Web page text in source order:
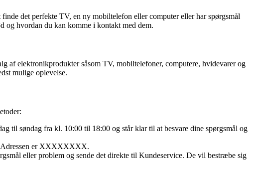
det perfekte TV, en ny mobiltelefon eller computer eller har spørgsmål
hvordan du kan komme i kontakt med dem.
af elektronikprodukter såsom TV, mobiltelefoner, computere, hvidevarer og
mulige oplevelse.
søndag fra kl. 10:00 til 18:00 og står klar til at besvare dine spørgsmål og
Adressen er XXXXXXXX.
eller problem og sende det direkte til Kundeservice. De vil bestræbe sig